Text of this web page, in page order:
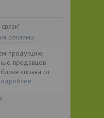
рекламы
продукцию,
продавцов
справа от